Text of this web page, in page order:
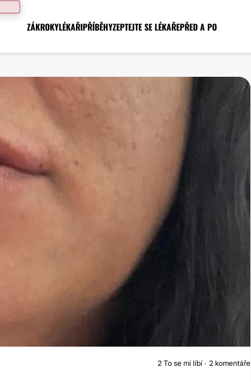
ZÁKROKYLÉKAŘIPŘÍBĚHYZEPTEJTE SE LÉKAŘEPŘED A PO
INJEKČNÍ VÝPLNĚ
2 To se mi líbí 2 komentáře